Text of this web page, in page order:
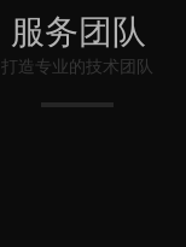
服务团队
打造专业的技术团队